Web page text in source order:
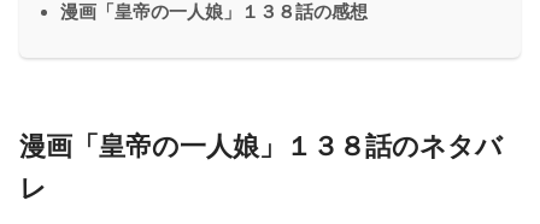
漫画「皇帝の一人娘」１３８話の感想
漫画「皇帝の一人娘」１３８話のネタバ
レ